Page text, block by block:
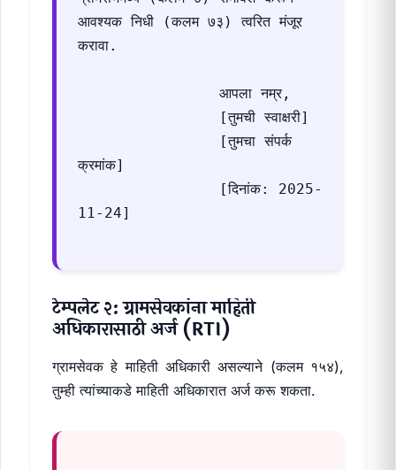
आवश्यक निधी (कलम ७३) त्वरित मंजूर
करावा.
क्रमांक]
11-24]
टेम्पलेट २: ग्रामसेवकांना माहिती
अधिकारासाठी अर्ज (RTI)
ग्रामसेवक हे माहिती अधिकारी असल्याने (कलम १५४),
तुम्ही त्यांच्याकडे माहिती अधिकारात अर्ज करू शकता.